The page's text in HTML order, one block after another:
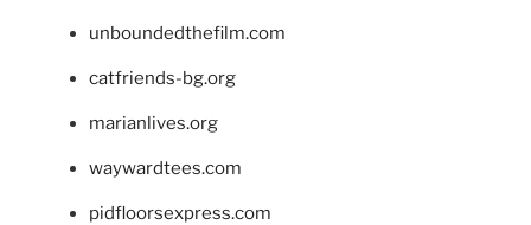
unboundedthefilm.com
catfriends-bg.org
marianlives.org
waywardtees.com
pidfloorsexpress.com